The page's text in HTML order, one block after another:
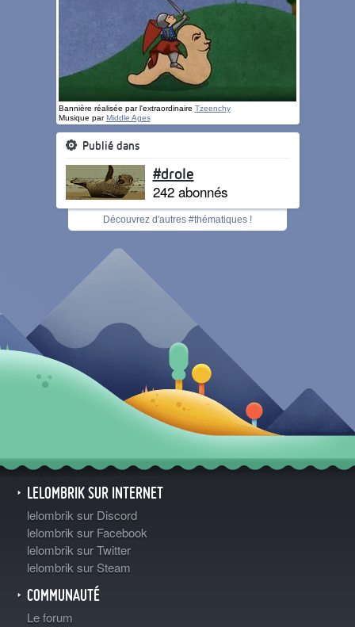
Bannière réalisée par l'extraordinaire Tzeenchy
Musique parMiddle Ages
Publié dans
#drole
242 abonnés
Découvrez d'autres #thématiques !
LELOMBRIK SUR INTERNET
lelombrik sur Discord
lelombrik sur Facebook
lelombrik sur Twitter
lelombrik sur Steam
COMMUNAUTÉ
Le forum